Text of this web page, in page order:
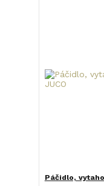
Páčidlo,